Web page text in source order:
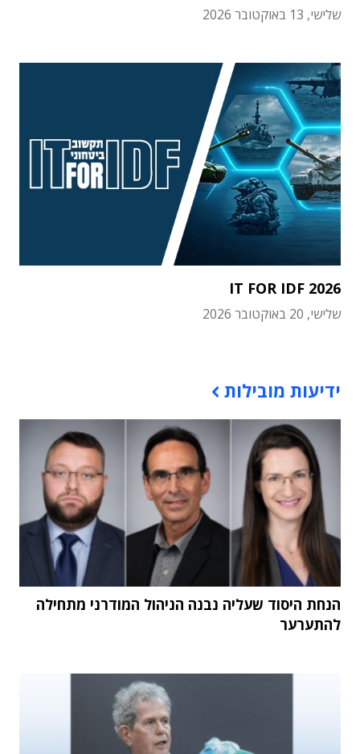
שלישי, 13 באוקטובר 2026
IT FOR IDF 2026
שלישי, 20 באוקטובר 2026
ידיעות מובילות
הנחת היסוד שעליה נבנה הניהול המודרני מתחילה
להתערער